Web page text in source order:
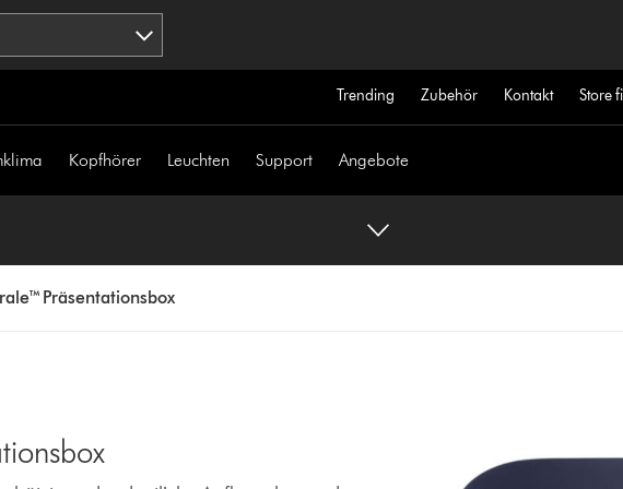
Trending Zubehör Kontakt Store
Kopfhörer Leuchten Support Angebote
Präsentationsbox